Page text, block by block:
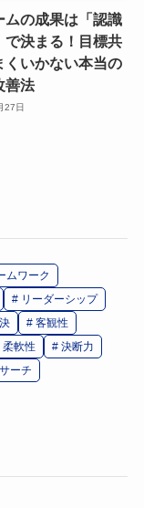
ムの成果は「認識
で決まる！目標共
くいかない本当の
善法
27日
ムワーク
リーダーシップ
客観性
柔軟性
決断力
ーチ